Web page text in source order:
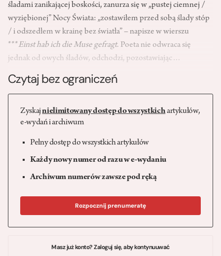
śladami zanikającej boskości, zanurza się w „pustej ciemnej /
wyziębionej” Nocy Świata: „zostawiłem przed sobą ślady stóp
/ i odszedłem w krainę bez światła” – napisze w wierszu
***Einst hab ich die Muse gefragt. Poeta nie odwraca się
jednak od owych śladów, odchodzi, pozostawiając…
Czytaj bez ograniczeń
Zyskajnielimitowany dostęp do wszystkichartykułów,
e-wydań i archiwum
Pełny dostęp do wszystkich artykułów
Każdy nowy numer od razu w e-wydaniu
Archiwum numerów zawsze pod ręką
Rozpocznij prenumeratę
Masz już konto? Zaloguj się, aby kontynuuwać